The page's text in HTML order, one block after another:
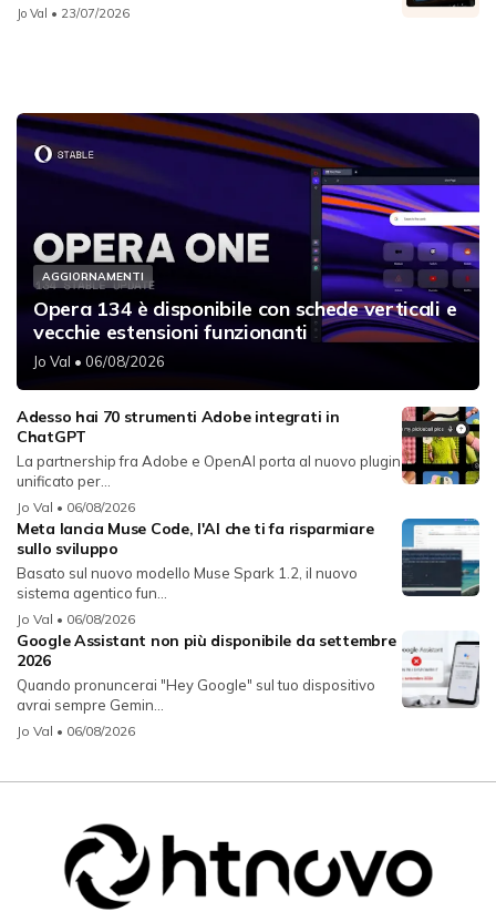
Jo Val • 23/07/2026
AGGIORNAMENTI
Opera 134 è disponibile con schede verticali e
vecchie estensioni funzionanti
Jo Val • 06/08/2026
Adesso hai 70 strumenti Adobe integrati in
ChatGPT
La partnership fra Adobe e OpenAI porta al nuovo plugin
unificato per...
Jo Val • 06/08/2026
Meta lancia Muse Code, l'AI che ti fa risparmiare
sullo sviluppo
Basato sul nuovo modello Muse Spark 1.2, il nuovo
sistema agentico fun...
Jo Val • 06/08/2026
Google Assistant non più disponibile da settembre
2026
Quando pronuncerai "Hey Google" sul tuo dispositivo
avrai sempre Gemin...
Jo Val • 06/08/2026